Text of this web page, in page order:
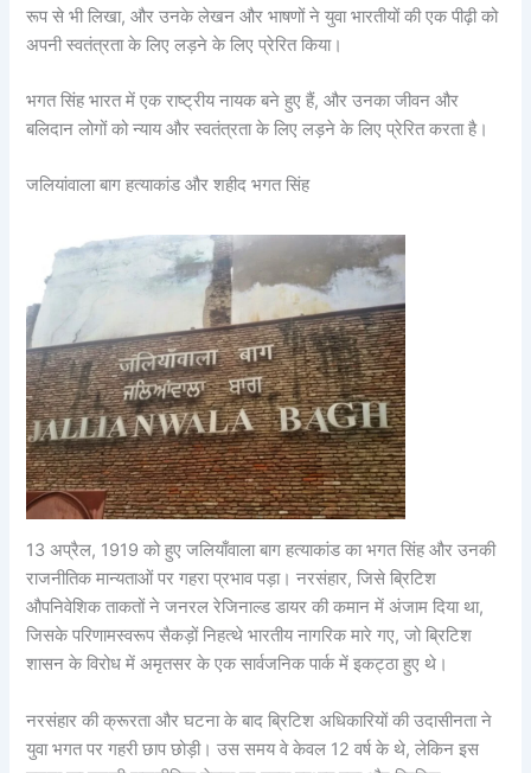
रूप से भी लिखा, और उनके लेखन और भाषणों ने युवा भारतीयों की एक पीढ़ी को
अपनी स्वतंत्रता के लिए लड़ने के लिए प्रेरित किया।
भगत सिंह भारत में एक राष्ट्रीय नायक बने हुए हैं, और उनका जीवन और
बलिदान लोगों को न्याय और स्वतंत्रता के लिए लड़ने के लिए प्रेरित करता है।
जलियांवाला बाग हत्याकांड और शहीद भगत सिंह
13 अप्रैल, 1919 को हुए जलियाँवाला बाग हत्याकांड का भगत सिंह और उनकी
राजनीतिक मान्यताओं पर गहरा प्रभाव पड़ा। नरसंहार, जिसे ब्रिटिश
औपनिवेशिक ताकतों ने जनरल रेजिनाल्ड डायर की कमान में अंजाम दिया था,
जिसके परिणामस्वरूप सैकड़ों निहत्थे भारतीय नागरिक मारे गए, जो ब्रिटिश
शासन के विरोध में अमृतसर के एक सार्वजनिक पार्क में इकट्ठा हुए थे।
नरसंहार की क्रूरता और घटना के बाद ब्रिटिश अधिकारियों की उदासीनता ने
युवा भगत पर गहरी छाप छोड़ी। उस समय वे केवल 12 वर्ष के थे, लेकिन इस